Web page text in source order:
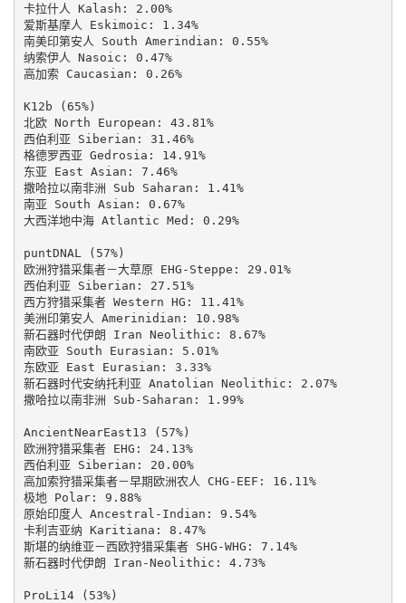
卡拉什人 Kalash: 2.00%
爱斯基摩人 Eskimoic: 1.34%
南美印第安人 South Amerindian: 0.55%
纳索伊人 Nasoic: 0.47%
高加索 Caucasian: 0.26%
K12b (65%)
北欧 North European: 43.81%
西伯利亚 Siberian: 31.46%
格德罗西亚 Gedrosia: 14.91%
东亚 East Asian: 7.46%
撒哈拉以南非洲 Sub Saharan: 1.41%
南亚 South Asian: 0.67%
大西洋地中海 Atlantic Med: 0.29%
puntDNAL (57%)
欧洲狩猎采集者－大草原 EHG-Steppe: 29.01%
西伯利亚 Siberian: 27.51%
西方狩猎采集者 Western HG: 11.41%
美洲印第安人 Amerinidian: 10.98%
新石器时代伊朗 Iran Neolithic: 8.67%
南欧亚 South Eurasian: 5.01%
东欧亚 East Eurasian: 3.33%
新石器时代安纳托利亚 Anatolian Neolithic: 2.07%
撒哈拉以南非洲 Sub-Saharan: 1.99%
AncientNearEast13 (57%)
欧洲狩猎采集者 EHG: 24.13%
西伯利亚 Siberian: 20.00%
高加索狩猎采集者－早期欧洲农人 CHG-EEF: 16.11%
极地 Polar: 9.88%
原始印度人 Ancestral-Indian: 9.54%
卡利吉亚纳 Karitiana: 8.47%
斯堪的纳维亚－西欧狩猎采集者 SHG-WHG: 7.14%
新石器时代伊朗 Iran-Neolithic: 4.73%
ProLi14 (53%)